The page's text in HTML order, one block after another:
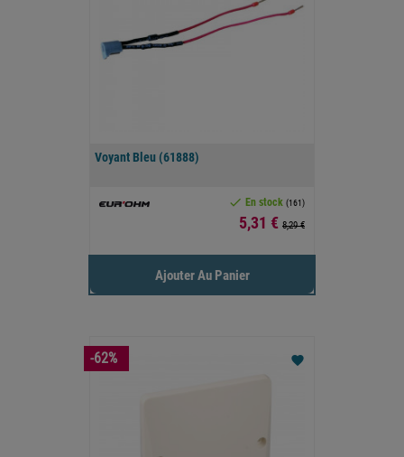
Voyant Bleu (61888)
 En stock (161)
Prix
5,31 € 8,29 €
Ajouter Au Panier
favorite
-62%